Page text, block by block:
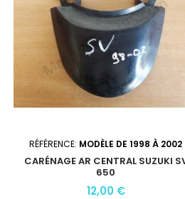
RÉFÉRENCE: MODÈLE DE 1998 À 2002
CARÉNAGE AR CENTRAL SUZUKI
650
12,00 €